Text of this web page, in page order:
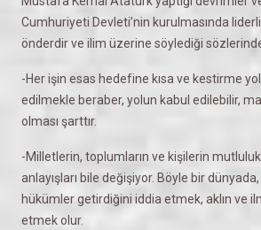
Cumhuriyeti Devleti’nin kurulmasında
önderdir ve ilim üzerine söylediği
-Her işin esas hedefine kısa ve kestirme
edilmekle beraber, yolun kabul edilebilir,
olması şarttır.
-Milletlerin, toplumların ve kişilerin
anlayışları bile değişiyor. Böyle bir
hükümler getirdiğini iddia etmek, aklın ve
etmek olur.